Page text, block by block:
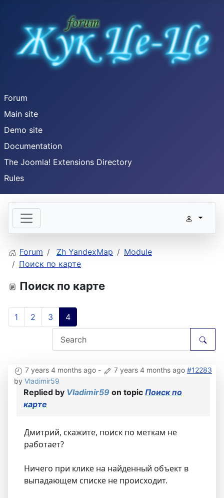
Forum
Main site
Demo site
Documentation
The Joomla! Extensions Directory
Rules
Forum Zh YandexMap
Module
Поиск по карте
Поиск по карте
1 2 3 4
7 years 4 months ago - 7 years 4 months ago #12283
by Vladimir59
Replied by Vladimir59 on topic Поиск по
карте
Дмитрий, скажите, поиск по меткам не
работает?
Ничего при клике на найденный объект в
выпадающем списке не происходит.